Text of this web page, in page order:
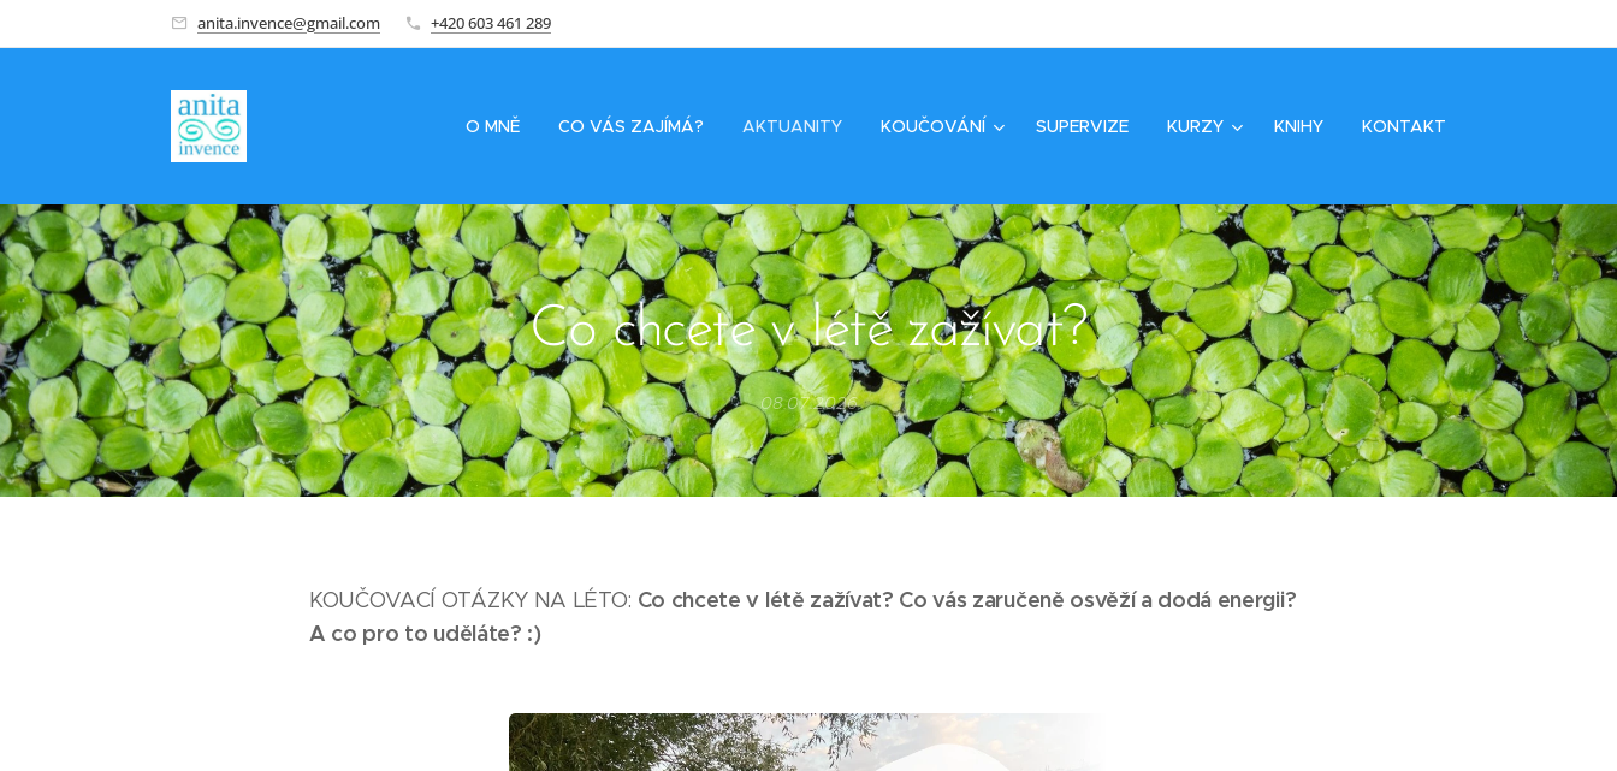
anita.invence@gmail.com +420 603 461 289
O MNĚ CO VÁS ZAJÍMÁ? AKTUANITY KOUČOVÁNÍ SUPERVIZE KURZY KNIHY KONTAKT
Co chcete v létě zažívat?
08.07.2026
KOUČOVACÍ OTÁZKY NA LÉTO: Co chcete v létě zažívat? Co vás zaručeně osvěží a dodá energii?
A co pro to uděláte? :)